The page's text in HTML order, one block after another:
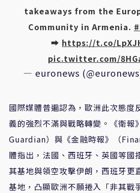
takeaways from the
Community in Armenia.
➡️ https://t.co/
pic.twitter.com/
— euronews
國際媒體普遍認為，歐洲此次態度
義的強烈不滿與戰略轉變。《衛報
Guardian）與《金融時報》（
體指出，法國、西班牙、英國等國
其基地與領空攻擊伊朗，西班牙更
基地，凸顯歐洲不願捲入「非其戰